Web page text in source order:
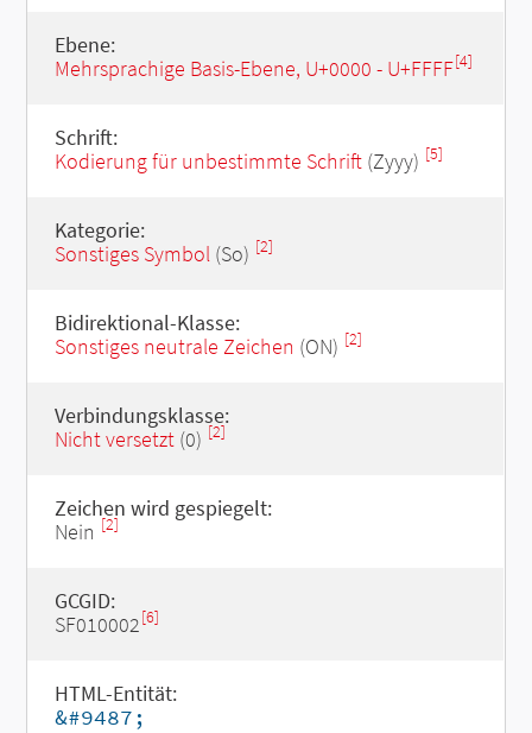
Ebene:
Mehrsprachige Basis-Ebene, U+0000 - U+FFFF[4]
Schrift:
Kodierung für unbestimmte Schrift(Zyyy) [5]
Kategorie:
Sonstiges Symbol(So) [2]
Bidirektional-Klasse:
Sonstiges neutrale Zeichen (ON) [2]
Verbindungsklasse:
Nicht versetzt(0) [2]
Zeichen wird gespiegelt:
Nein [2]
GCGID:
SF010002[6]
HTML-Entität:
&#9487;